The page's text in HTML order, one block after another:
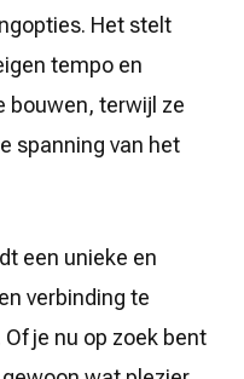
Het stelt
tempo en
bouwen, terwijl ze
spanning van het
een unieke en
verbinding te
je nu op zoek bent